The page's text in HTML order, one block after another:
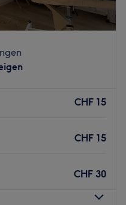
CHF 15
CHF 15
CHF 30